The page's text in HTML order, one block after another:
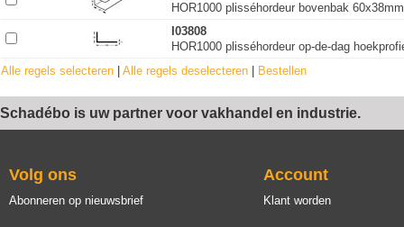
HOR1000 plisséhordeur bovenbak
I03808
HOR1000 plisséhordeur op-de-dag
Alle regels selecteren
Alle regels deselecteren Bestellen
Schadébo is uw partner voor vakhandel en industrie.
Volg ons
Abonneren op nieuwsbrief
Account
Klant worden